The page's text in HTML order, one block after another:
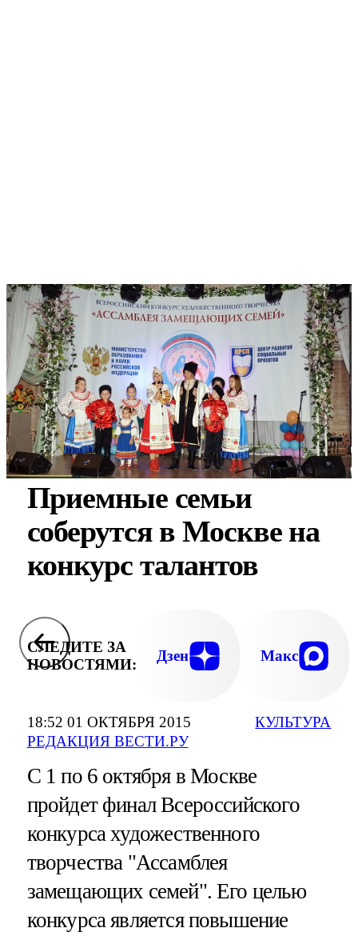
18:52 01 ОКТЯБРЯ 2015
РЕДАКЦИЯ ВЕСТИ.РУ
КУЛЬТУРА
Приемные семьи
соберутся в Москве на
конкурс талантов
СЛЕДИТЕ ЗА
НОВОСТЯМИ:
Дзен Макс
С 1 по 6 октября в Москве
пройдет финал Всероссийского
конкурса художественного
творчества "Ассамблея
замещающих семей". Его целью
конкурса является повышение